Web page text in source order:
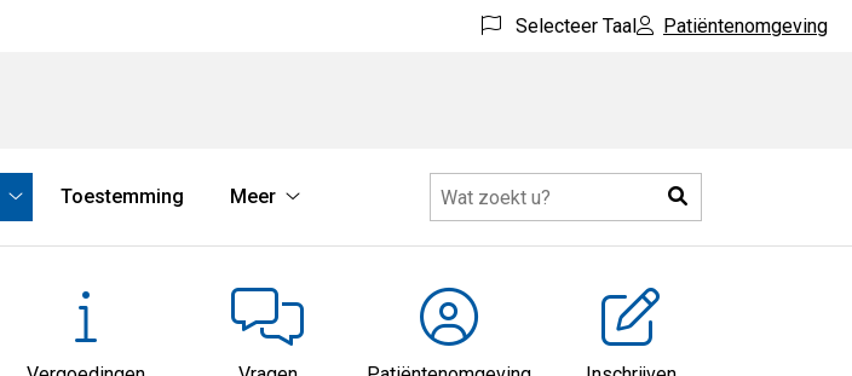
Selecteer Taal Patiëntenomgeving
Medische
informatie
Toestemming
Meer
submenu
Zoeken